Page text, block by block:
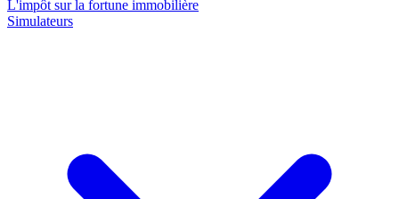
L'impôt sur la fortune immobilière
Simulateurs